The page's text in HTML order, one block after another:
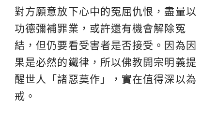
對方願意放下心中的冤屈仇恨，盡量以
功德彌補罪業，或許還有機會解除冤
結，但仍要看受害者是否接受。因為因
果是必然的鐵律，所以佛教開宗明義提
醒世人「諸惡莫作」，實在值得深以為
戒。